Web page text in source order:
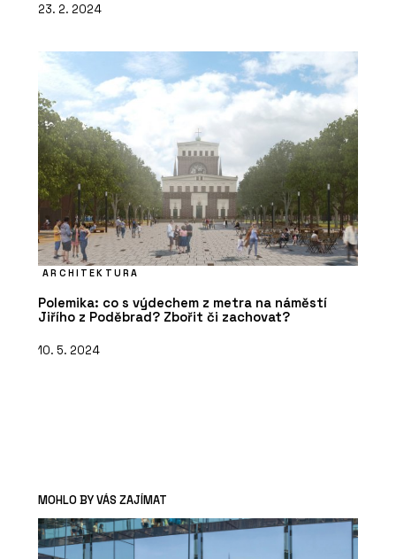
23. 2. 2024
ARCHITEKTURA
Polemika: co s výdechem z metra na náměstí
Jiřího z Poděbrad? Zbořit či zachovat?
10. 5. 2024
MOHLO BY VÁS ZAJÍMAT